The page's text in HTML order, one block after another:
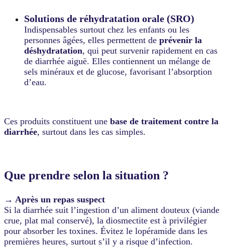
Solutions de réhydratation orale (SRO)
Indispensables surtout chez les enfants ou les
personnes âgées, elles permettent de prévenir la
déshydratation, qui peut survenir rapidement en cas
de diarrhée aiguë. Elles contiennent un mélange de
sels minéraux et de glucose, favorisant l’absorption
d’eau.
Ces produits constituent une base de traitement contre la
diarrhée, surtout dans les cas simples.
Que prendre selon la situation ?
→ Après un repas suspect
Si la diarrhée suit l’ingestion d’un aliment douteux (viande
crue, plat mal conservé), la diosmectite est à privilégier
pour absorber les toxines. Évitez le lopéramide dans les
premières heures, surtout s’il y a risque d’infection.